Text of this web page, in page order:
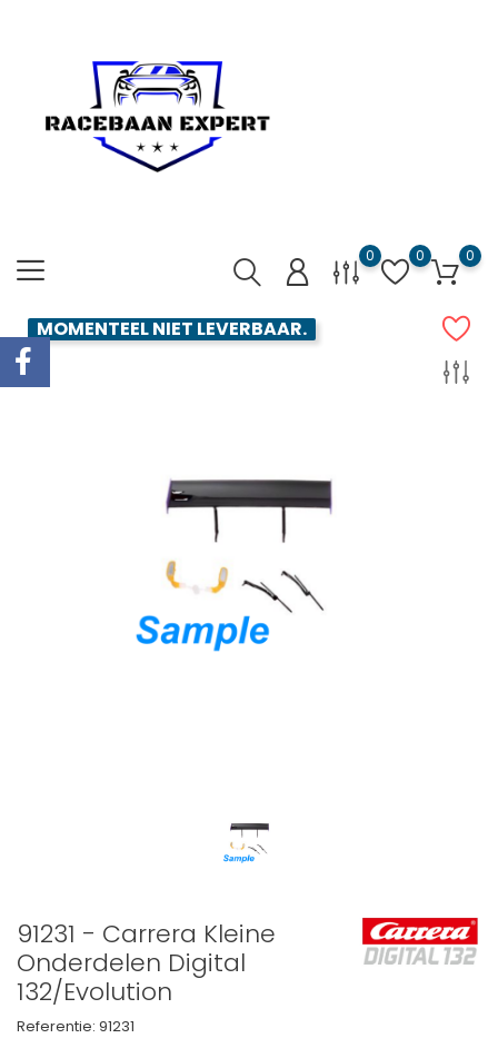
0 0 0
MOMENTEEL NIET LEVERBAAR.
91231 - Carrera Kleine
Onderdelen Digital
132/Evolution
Referentie: 91231